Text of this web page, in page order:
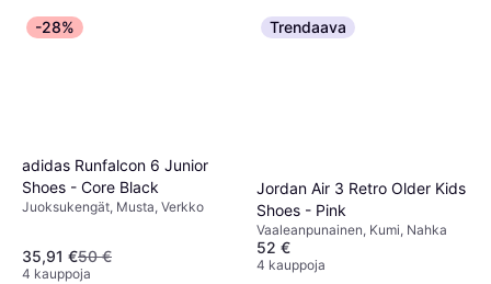
Kumi
-28%
adidas Runfalcon 6 Junior
Shoes - Core Black
Juoksukengät, Musta, Verkko
35,91 €50 €
4 kauppoja
Trendaava
Jordan Air 3 Retro Older Kids
Shoes - Pink
Vaaleanpunainen, Kumi, Nahka
52 €
4 kauppoja